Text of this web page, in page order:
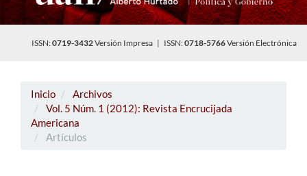
ISSN:0719-3432Versión Impresa | ISSN:0718-5766Versión Electrónica
Inicio
Archivos
Vol. 5 Núm. 1 (2012): Revista Encrucijada
Americana
Artículos